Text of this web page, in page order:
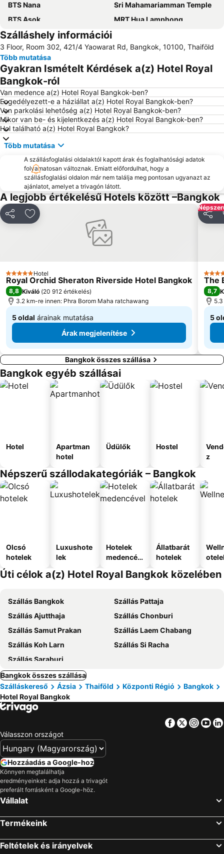
BTS Nana
Sri Mahamariamman Temple
BTS Asok
MRT Hua Lamphong
Bangkok Art and Culture Centre BACC
MRT Lumphini
THAILAND BESTBUYS
MBK Center
MRT Sam Yan
Siam Paragon
MRT Lat Phrao
BTS On Nut
Szálláshely információi
3 Floor, Room 302, 421/4 Yaowarat Rd, Bangkok, 10100, Thaiföld
Több mutatása
Gyakran Ismételt Kérdések a(z) Hotel Royal
Bangkok-ról
Van medence a(z) Hotel Royal Bangkok-ben?
Engedélyezett-e a háziállat a(z) Hotel Royal Bangkok-ben?
Van parkolási lehetőség a(z) Hotel Royal Bangkok-ben?
Mikor van be- és kijelentkezés a(z) Hotel Royal Bangkok-ben?
Hol található a(z) Hotel Royal Bangkok?
Több mutatása
A szállásfoglalási oldalaktól kapott árak és foglalhatósági adatok
folyamatosan változnak. Emiatt előfordulhat, hogy a
szállásfoglalási oldalon már nem találja meg pontosan ugyanazt az
ajánlatot, amelyet a trivagón látott.
A legjobb értékelésű Hotels között –Bangkok
MegosztásHozzáadás a kedvencekhez
5 Kategória
Hotel
Royal Orchid Sheraton Riverside Hotel Bangkok
8,8 Kiváló (20 912 értékelés)
3.2 km-re innen: Phra Borom Maha ratchawang
5 oldal árainak mutatása
Kezdőár:
42 837 Ft Árak megjelenítése
5
The
8,7
5
Bangkok összes szállása
Bangkok egyéb szállásai
Hotel
Apartman
hotel
Üdülők Hostel
z
Népszerű szállodakategóriák – Bangkok
Olcsó
hotelek
Luxushote
lek
Hotelek
medencév
Állatbarát
hotelek
Úti célok a(z) Hotel Royal Bangkok közelében
Szállás Bangkok
Szállás Pattaja
Szállás Ajutthaja
Szállás Chonburi
Szállás Samut Prakan
Szállás Laem Chabang
Szállás Koh Larn
Szállás Si Racha
Szállás Saraburi
Bangkok összes szállása
Szálláskereső
Ázsia Thaiföld Központi Régió
Bangkok
Hotel Royal Bangkok
Facebook
Twitter
Válasszon országot
Hozzáadás a Google-hoz
Könnyen megtalálhatja
eredményeinket: adja hozzá a trivagót
preferált forrásként a Google-höz.
Vállalat
Termékeink
Feltételek és irányelvek